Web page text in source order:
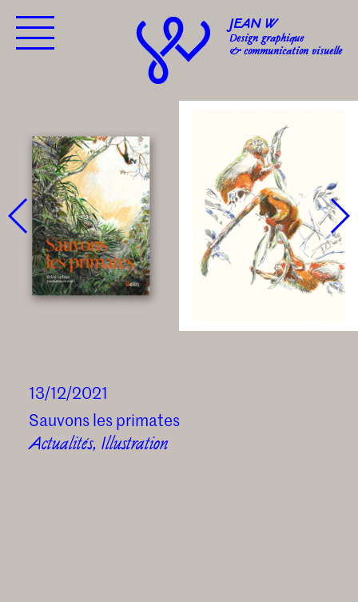
JEAN W
Design graphique
& communication visuelle
13/12/2021
Sauvons les primates
Actualités, Illustration